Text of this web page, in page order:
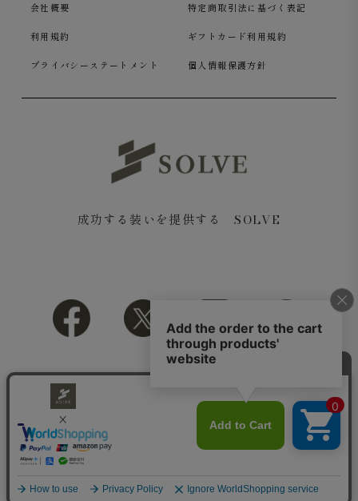
会社概要 特定商取引法に基づく表記
利用規約 ギフトカード利用規約
プライバシーステートメント 個人情報保護方針
成功する装いを提供する SOLVE